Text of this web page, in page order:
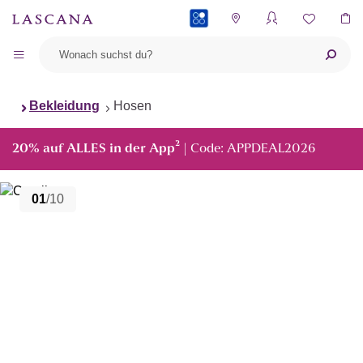
Bekleidung Hosen
20% auf ALLES in der App² | Code: APPDEAL2026
01/10